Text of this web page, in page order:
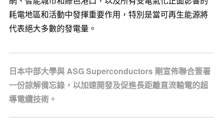
耗電地區和活動中發揮重要作用，特別是當可再生能源將
代表絕大多數的發電量。
日本中部大學與 ASG Superconductors 剛宣佈聯合簽署
一份諒解備忘錄，以加速開發及促進長距離直流輸電的超
導電纜技術。